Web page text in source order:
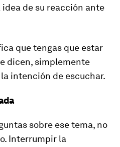
de su reacción ante
que tengas que estar
dicen, simplemente
intención de escuchar.
sobre ese tema, no
Interrumpir la